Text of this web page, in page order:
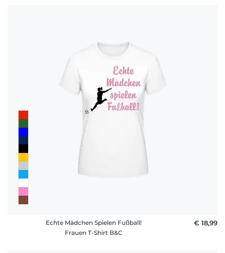
Echte Mädchen Spielen Fußball!
Frauen T-Shirt B&C
€ 18,99